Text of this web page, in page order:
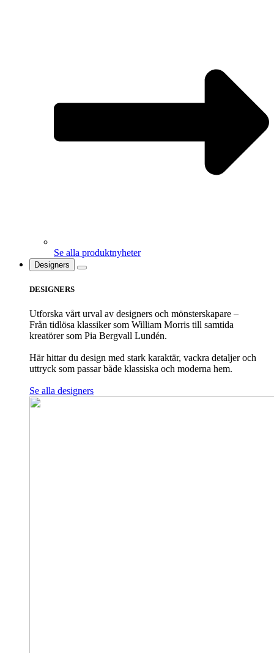
Se alla produktnyheter
Designers
DESIGNERS
Utforska vårt urval av designers och mönsterskapare –
Från tidlösa klassiker som William Morris till samtida
kreatörer som Pia Bergvall Lundén.
Här hittar du design med stark karaktär, vackra detaljer och
uttryck som passar både klassiska och moderna hem.
Se alla designers